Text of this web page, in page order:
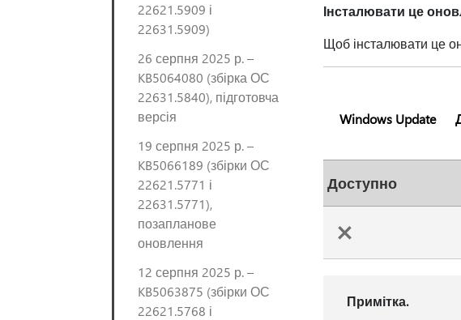
22621.5909 і
22631.5909)
26 серпня 2025 р. –
KB5064080 (збірка ОС
22631.5840), підготовча
версія
19 серпня 2025 р. –
KB5066189 (збірки ОС
22621.5771 і
22631.5771),
позапланове
оновлення
12 серпня 2025 р. –
KB5063875 (збірки ОС
22621.5768 і
Інсталювати це
Щоб інсталювати це
Windows Update
Доступно
Примітка.